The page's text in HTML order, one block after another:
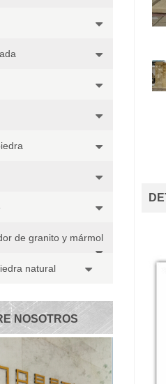
de granito y mármol
natural
NOSOTROS